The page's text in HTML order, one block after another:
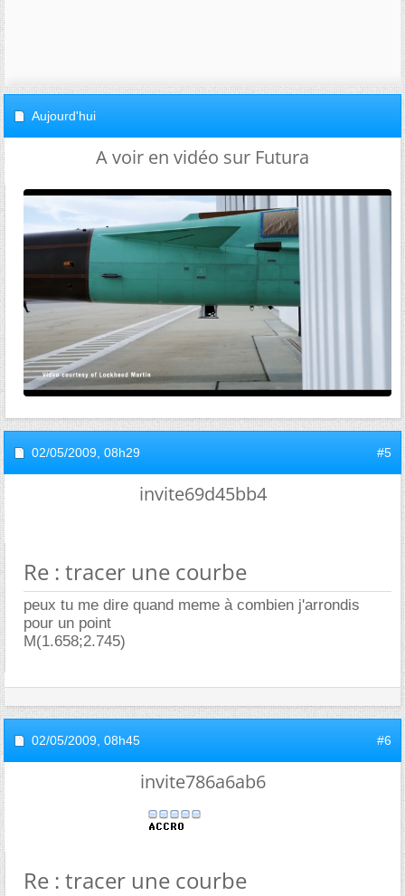
Aujourd'hui
A voir en vidéo sur Futura
02/05/2009, 08h29 #5
invite69d45bb4
Re : tracer une courbe
peux tu me dire quand meme à combien j'arrondis
pour un point
M(1.658;2.745)
02/05/2009, 08h45 #6
invite786a6ab6
Re : tracer une courbe